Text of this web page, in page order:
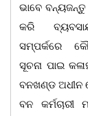
ଭାବେ
କରି
ସମ୍ପର୍କରେ
ସୂଚନା ପାଇ
ବନଖଣ୍ଡ ଅଧୀନ
ବନ କର୍ମଚାରୀ